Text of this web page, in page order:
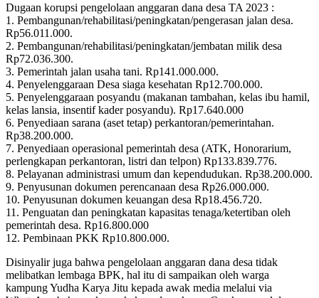
Dugaan korupsi pengelolaan anggaran dana desa TA 2023 :
1. Pembangunan/rehabilitasi/peningkatan/pengerasan jalan desa.
Rp56.011.000.
2. Pembangunan/rehabilitasi/peningkatan/jembatan milik desa
Rp72.036.300.
3. Pemerintah jalan usaha tani. Rp141.000.000.
4. Penyelenggaraan Desa siaga kesehatan Rp12.700.000.
5. Penyelenggaraan posyandu (makanan tambahan, kelas ibu hamil,
kelas lansia, insentif kader posyandu). Rp17.640.000
6. Penyediaan sarana (aset tetap) perkantoran/pemerintahan.
Rp38.200.000.
7. Penyediaan operasional pemerintah desa (ATK, Honorarium,
perlengkapan perkantoran, listri dan telpon) Rp133.839.776.
8. Pelayanan administrasi umum dan kependudukan. Rp38.200.000.
9. Penyusunan dokumen perencanaan desa Rp26.000.000.
10. Penyusunan dokumen keuangan desa Rp18.456.720.
11. Penguatan dan peningkatan kapasitas tenaga/ketertiban oleh
pemerintah desa. Rp16.800.000
12. Pembinaan PKK Rp10.800.000.
Disinyalir juga bahwa pengelolaan anggaran dana desa tidak
melibatkan lembaga BPK, hal itu di sampaikan oleh warga
kampung Yudha Karya Jitu kepada awak media melalui via